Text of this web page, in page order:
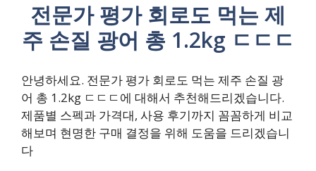
전문가 평가 회로도 먹는 제
주 손질 광어 총 1.2kg ㄷㄷㄷ
안녕하세요. 전문가 평가 회로도 먹는 제주 손질 광
어 총 1.2kg ㄷㄷㄷ에 대해서 추천해드리겠습니다.
제품별 스펙과 가격대, 사용 후기까지 꼼꼼하게 비교
해보며 현명한 구매 결정을 위해 도움을 드리겠습니
다